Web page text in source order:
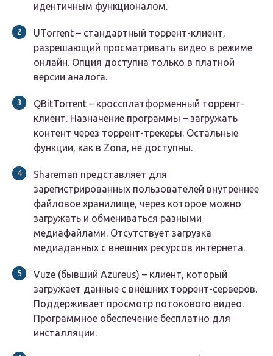
идентичным функционалом.
UTorrent – стандартный торрент-клиент,
разрешающий просматривать видео в режиме
онлайн. Опция доступна только в платной
версии аналога.
QBitTorrent – кроссплатформенный торрент-
клиент. Назначение программы – загружать
контент через торрент-трекеры. Остальные
функции, как в Zona, не доступны.
Shareman представляет для
зарегистрированных пользователей внутреннее
файловое хранилище, через которое можно
загружать и обмениваться разными
медиафайлами. Отсутствует загрузка
медиаданных с внешних ресурсов интернета.
Vuze (бывший Azureus) – клиент, который
загружает данные с внешних торрент-серверов.
Поддерживает просмотр потокового видео.
Программное обеспечение бесплатно для
инсталляции.